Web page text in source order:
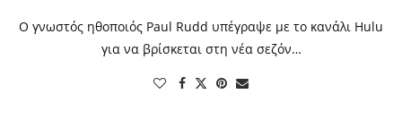
Ο γνωστός ηθοποιός Paul Rudd υπέγραψε με το κανάλι Hulu
για να βρίσκεται στη νέα σεζόν…